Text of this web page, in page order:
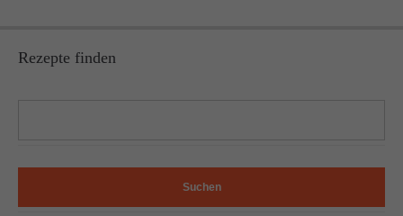
Rezepte finden
Suchen